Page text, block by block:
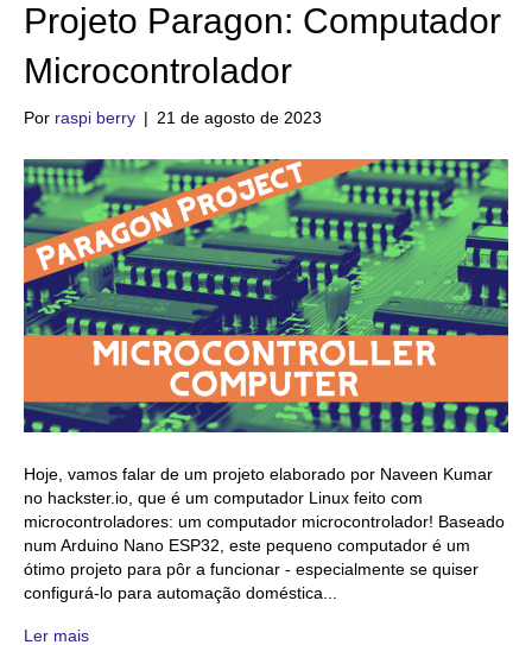
Projeto Paragon: Computador
Microcontrolador
Por raspi berry | 21 de agosto de 2023
Hoje, vamos falar de um projeto elaborado por Naveen Kumar
no hackster.io, que é um computador Linux feito com
microcontroladores: um computador microcontrolador! Baseado
num Arduino Nano ESP32, este pequeno computador é um
ótimo projeto para pôr a funcionar - especialmente se quiser
configurá-lo para automação doméstica...
Ler mais